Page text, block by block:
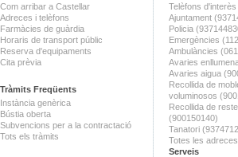
Com arribar a Castellar
Adreces i telèfons
Farmàcies de guàrdia
Horaris de transport públic
Reserva d'equipaments
Cita prèvia
Tràmits Freqüents
Instància genèrica
Bústia oberta
Subvencions per a la contractació
Tots els tràmits
Telèfons d'interès
Ajuntament
Policia
Emergències
Ambulàncies
Avaries
Avaries aigua
Recollida de
voluminosos
Recollida de
(900150140)
Tanatori
Totes les
Serveis